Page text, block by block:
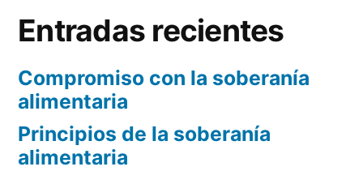
Entradas recientes
Compromiso con la soberanía
alimentaria
Principios de la soberanía
alimentaria